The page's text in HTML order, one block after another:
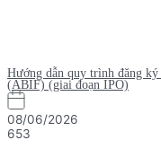
Hướng dẫn quy trình đăng
(ABIF) (giai đoạn IPO)
08/06/2026
653